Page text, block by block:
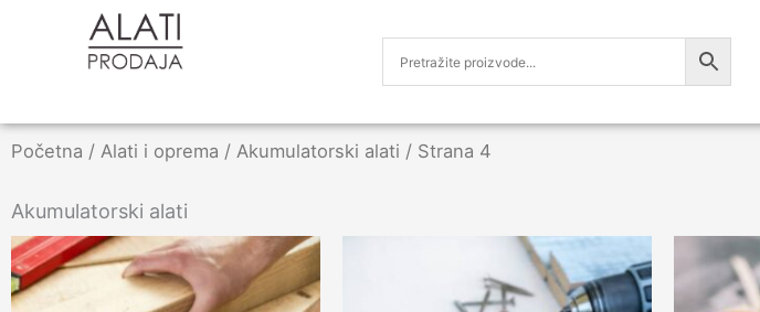
Početna / Alati i oprema / Akumulatorski alati / Strana 4
Akumulatorski alati